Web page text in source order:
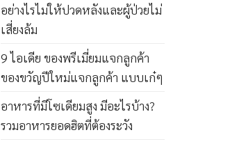
อย่างไรไม่ให้ปวดหลังและผู้ป่วยไม่
เสี่ยงล้ม
9 ไอเดีย ของพรีเมี่ยมแจกลูกค้า
ของขวัญปีใหม่แจกลูกค้า แบบเก๋ๆ
อาหารที่มีโซเดียมสูง มีอะไรบ้าง?
รวมอาหารยอดฮิตที่ต้องระวัง